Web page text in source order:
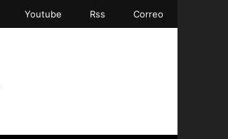
Youtube Rss Correo